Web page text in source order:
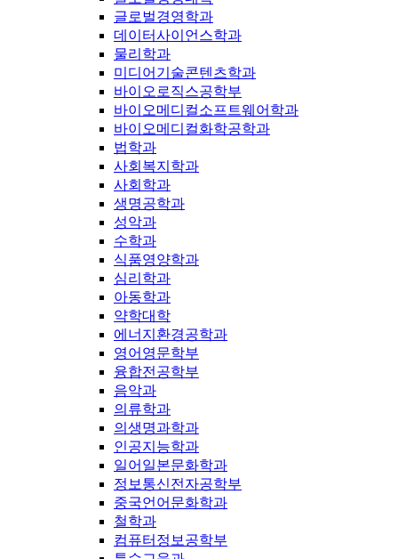
글로벌경영학과
데이터사이언스학과
물리학과
미디어기술콘텐츠학과
바이오로직스공학부
바이오메디컬소프트웨어학과
바이오메디컬화학공학과
법학과
사회복지학과
사회학과
생명공학과
성악과
수학과
식품영양학과
심리학과
아동학과
약학대학
에너지환경공학과
영어영문학부
융합전공학부
음악과
의류학과
의생명과학과
인공지능학과
일어일본문화학과
정보통신전자공학부
중국언어문화학과
철학과
컴퓨터정보공학부